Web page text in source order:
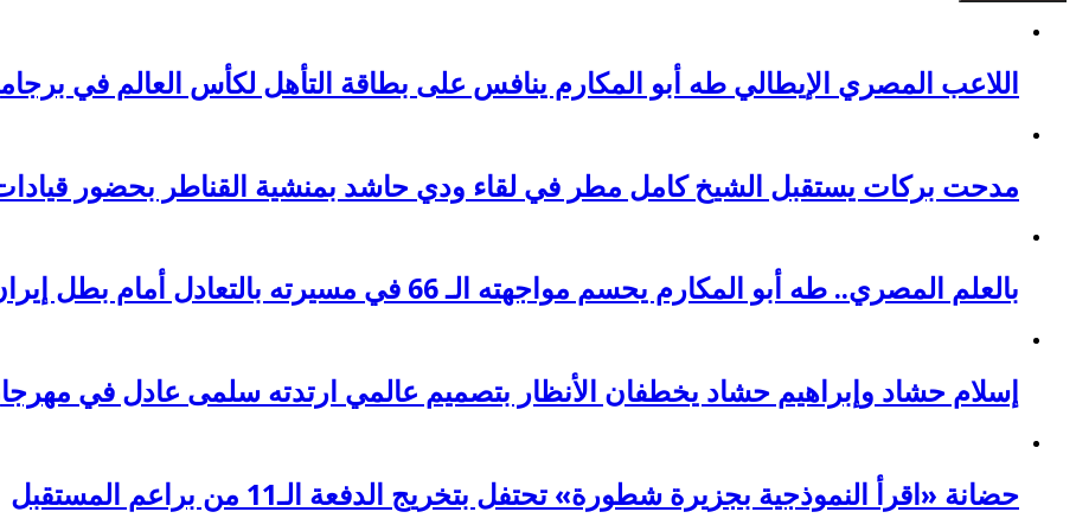
اللاعب المصري الإيطالي طه أبو المكارم ينافس على بطاقة التأهل لكأس العالم في
مدحت بركات يستقبل الشيخ كامل مطر في لقاء ودي حاشد بمنشية القناطر بحضور قيادات
بالعلم المصري.. طه أبو المكارم يحسم مواجهته الـ 66 في مسيرته بالتعادل أمام بطل إيران
إسلام حشاد وإبراهيم حشاد يخطفان الأنظار بتصميم عالمي ارتدته سلمى عادل في
حضانة «اقرأ النموذجية بجزيرة شطورة» تحتفل بتخريج الدفعة الـ11 من براعم المستقبل